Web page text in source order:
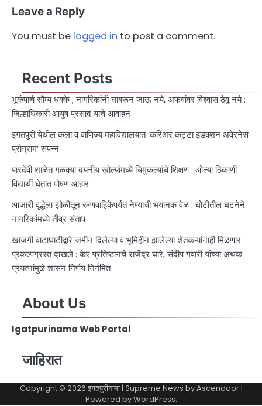
Leave a Reply
You must be logged in to post a comment.
Recent Posts
भूकंपाचे सौम्य धक्के ; नागरिकांनी घाबरून जाऊ नये, अफवांवर विश्वास ठेवू नये :
जिल्हाधिकारी आयुष प्रसाद यांचे आवाहन
इगतपुरी येथील कला व वाणिज्य महाविद्यालयात ‘करिअर कट्टा इंडक्शन अवेरनेस
प्रोग्राम’ संपन्न
पारदेवी शाळेत गळक्या दयनीय खोल्यांमध्ये चिमुकल्यांचे शिक्षण : ओल्या ठिकाणी
विद्यार्थी घेतात पोषण आहार
आजारी वृद्धेला झोळीतून रुग्णवाहिकेपर्यंत नेण्याची भयानक वेळ : घोटीतील घटनेने
नागरिकांमध्ये तीव्र संताप
खाजगी वाटाघाटीद्वारे जमीन दिलेल्या व भूमिहीन झालेल्या शेतकऱ्यांनाही मिळणार
प्रकल्पग्रस्त दाखले : केए प्रतिष्ठानचे राजेंद्र घारे, संदीप गवारी यांच्या अथक
प्रयत्नांमुळे शासन निर्णय निर्गमित
About Us
Igatpurinama Web Portal
जाहिरात
Copyright © 2026 इगतपुरीनामा| Supreme News byAscendoor|
Powered byWordPress.